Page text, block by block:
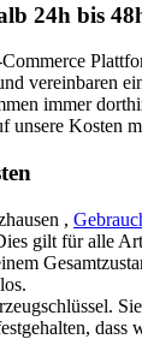
24h bis
vereinbaren
immer
Kosten
,
gilt für alle
los.